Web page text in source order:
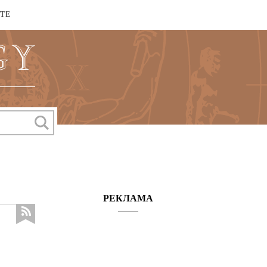
РЕКЛАМА